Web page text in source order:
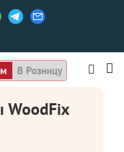
В Розницу
WoodFix